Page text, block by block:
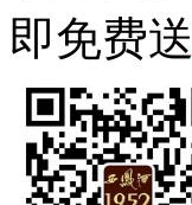
即免费送